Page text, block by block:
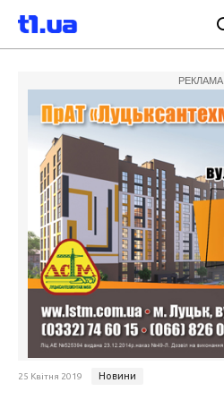
РЕКЛАМА
25 Квітня 2019 Новини